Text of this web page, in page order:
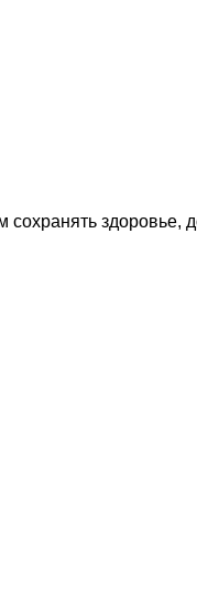
здоровье,